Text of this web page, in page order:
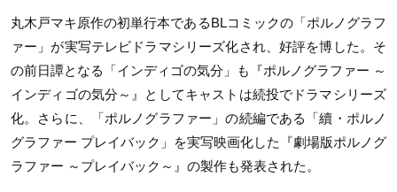
丸木戸マキ原作の初単行本であるBLコミックの「ポルノグラフ
ァー」が実写テレビドラマシリーズ化され、好評を博した。そ
の前日譚となる「インディゴの気分」も『ポルノグラファー ～
インディゴの気分～』としてキャストは続投でドラマシリーズ
化。さらに、「ポルノグラファー」の続編である「續・ポルノ
グラファー プレイバック」を実写映画化した『劇場版ポルノグ
ラファー ～プレイバック～』の製作も発表された。